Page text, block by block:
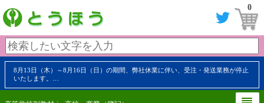
0
8月13日（木）～8月16日（日）の期間、弊社休業に伴い、受注・発送業務が停止
いたします。…